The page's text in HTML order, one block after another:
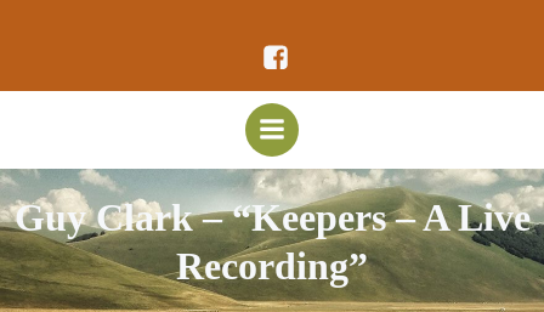
al
contenuto
Guy Clark – “Keepers – A Live
Recording”